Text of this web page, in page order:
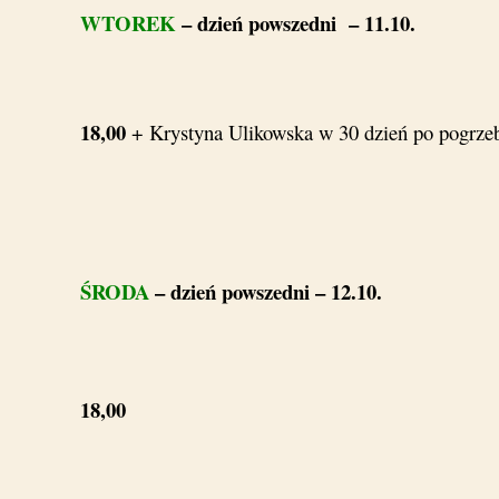
WTOREK– dzień powszedni – 11.10.
18,00 + Krystyna Ulikowska w 30 dzień po
ŚRODA– dzień powszedni – 12.10.
18,00